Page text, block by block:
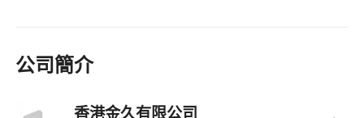
公司簡介
香港金久有限公司